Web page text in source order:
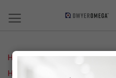
Home Measurement
HygroSoft